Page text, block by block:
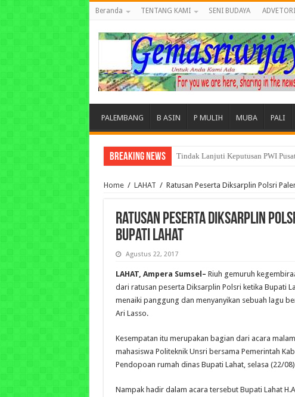
Beranda TENTANG KAMI SENI BUDAYA
PALEMBANG B ASIN P MULIH MUBA PALI
Breaking News Tuntut Akuntabilitas Dana Desa,
Home / LAHAT / Ratusan Peserta Diksarplin Polsri
Ratusan Peserta Diksarplin
Bupati Lahat
Agustus 22, 2017
LAHAT, Ampera Sumsel– Riuh gemuruh
dari ratusan peserta Diksarplin Polsri ketika Bupati
menaiki panggung dan menyanyikan sebuah lagu
Ari Lasso.
Kesempatan itu merupakan bagian dari acara
mahasiswa Politeknik Unsri bersama Pemerintah
Pendopoan rumah dinas Bupati Lahat, selasa (22/
Nampak hadir dalam acara tersebut Bupati Lahat